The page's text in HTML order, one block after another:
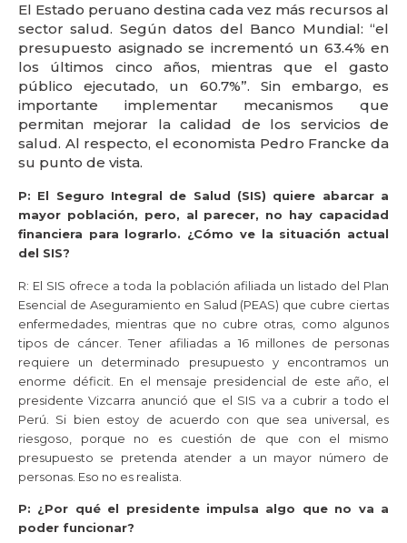
El Estado peruano destina cada vez más recursos al
sector salud. Según datos del Banco Mundial: “el
presupuesto asignado se incrementó un 63.4% en
los últimos cinco años, mientras que el gasto
público ejecutado, un 60.7%”. Sin embargo, es
importante implementar mecanismos que
permitan mejorar la calidad de los servicios de
salud. Al respecto, el economista Pedro Francke da
su punto de vista.
P: El Seguro Integral de Salud (SIS) quiere abarcar a
mayor población, pero, al parecer, no hay capacidad
financiera para lograrlo. ¿Cómo ve la situación actual
del SIS?
R: El SIS ofrece a toda la población afiliada un listado del Plan
Esencial de Aseguramiento en Salud (PEAS) que cubre ciertas
enfermedades, mientras que no cubre otras, como algunos
tipos de cáncer. Tener afiliadas a 16 millones de personas
requiere un determinado presupuesto y encontramos un
enorme déficit. En el mensaje presidencial de este año, el
presidente Vizcarra anunció que el SIS va a cubrir a todo el
Perú. Si bien estoy de acuerdo con que sea universal, es
riesgoso, porque no es cuestión de que con el mismo
presupuesto se pretenda atender a un mayor número de
personas. Eso no es realista.
P: ¿Por qué el presidente impulsa algo que no va a
poder funcionar?